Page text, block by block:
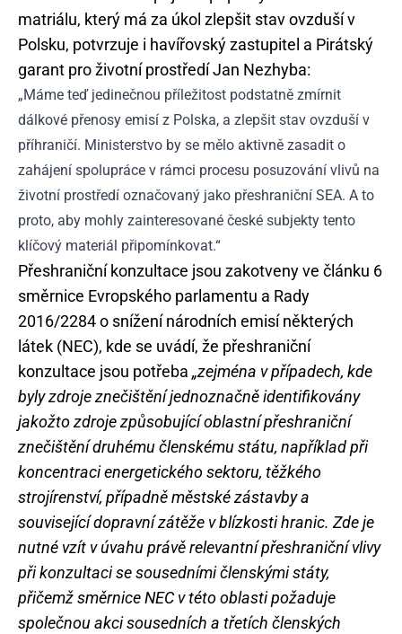
matriálu, který má za úkol zlepšit stav ovzduší v
Polsku, potvrzuje i havířovský zastupitel a Pirátský
garant pro životní prostředí Jan Nezhyba:
„Máme teď jedinečnou příležitost podstatně zmírnit
dálkové přenosy emisí z Polska, a zlepšit stav ovzduší v
příhraničí. Ministerstvo by se mělo aktivně zasadit o
zahájení spolupráce v rámci procesu posuzování vlivů na
životní prostředí označovaný jako přeshraniční SEA. A to
proto, aby mohly zainteresované české subjekty tento
klíčový materiál připomínkovat.“
Přeshraniční konzultace jsou zakotveny ve článku 6
směrnice Evropského parlamentu a Rady
2016/2284 o snížení národních emisí některých
látek (NEC), kde se uvádí, že přeshraniční
konzultace jsou potřeba „zejména v případech, kde
byly zdroje znečištění jednoznačně identifikovány
jakožto zdroje způsobující oblastní přeshraniční
znečištění druhému členskému státu, například při
koncentraci energetického sektoru, těžkého
strojírenství, případně městské zástavby a
související dopravní zátěže v blízkosti hranic. Zde je
nutné vzít v úvahu právě relevantní přeshraniční vlivy
při konzultaci se sousedními členskými státy,
přičemž směrnice NEC v této oblasti požaduje
společnou akci sousedních a třetích členských